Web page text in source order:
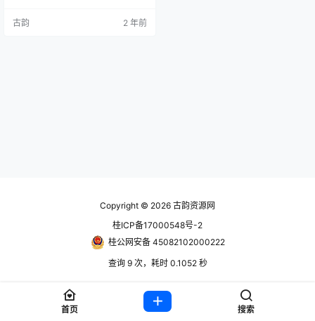
创意等你来发挥。快来体验《SUM
古韵 2 年前
Copyright © 2026 古韵资源网
桂ICP备17000548号-2
桂公网安备 45082102000222
查询 9 次，耗时 0.1052 秒
首页 搜索